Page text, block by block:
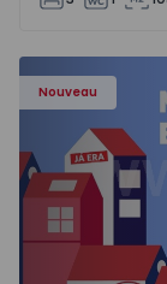
Nouveau
Appartement T3